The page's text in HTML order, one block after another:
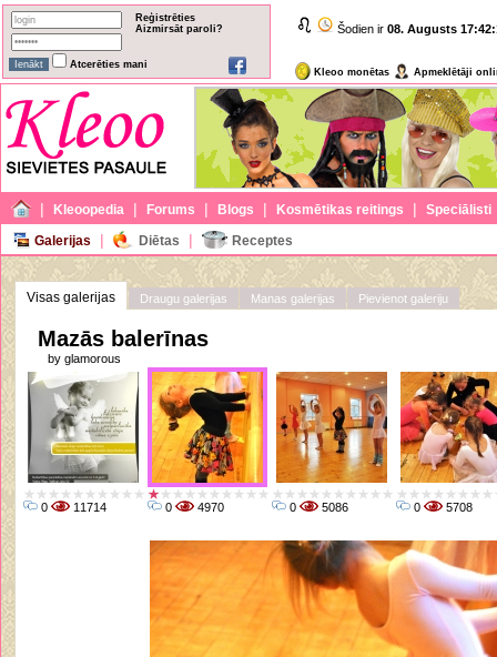
Reģistrēties
Aizmirsāt paroli?
Atcerēties mani
Šodien ir 08. Augusts
Kleoo monētas Apmeklētāji
| Kleoopedia | Forums | Blogs | Kosmētikas reitings | Speciālisti
Galerijas | Diētas | Receptes
Visas galerijas Draugu galerijas Manas galerijas Pievienot galeriju
Mazās balerīnas
by glamorous
0 11714 0 4970 0 5086 0 5708